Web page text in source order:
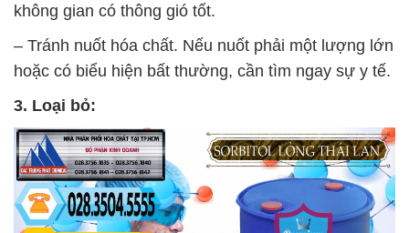
không gian có thông gió tốt.
– Tránh nuốt hóa chất. Nếu nuốt phải một lượng lớn
hoặc có biểu hiện bất thường, cần tìm ngay sự y tế.
3. Loại bỏ: